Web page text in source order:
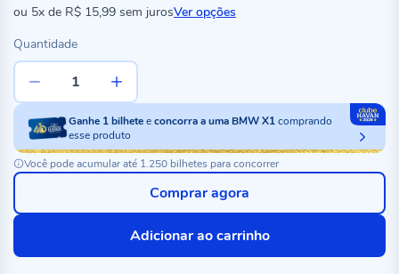
ou 5x de R$ 15,99 sem jurosVer opções
Quantidade
Ganhe 1bilheteeconcorra a uma BMW X1comprando
esse produto
Você pode acumular até 1.250 bilhetes para concorrer
Adicionar ao carrinho
Comprar agora